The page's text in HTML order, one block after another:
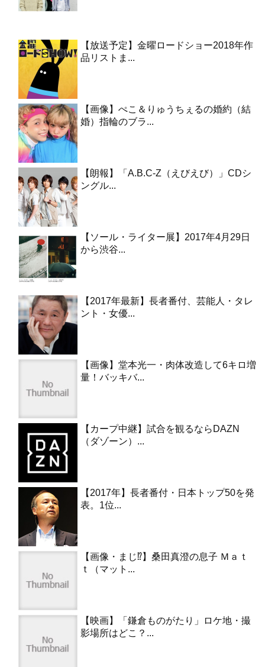
【放送予定】金曜ロードショー2018年作
品リストま...
【画像】ぺこ＆りゅうちぇるの婚約（結
婚）指輪のブラ...
【朗報】「A.B.C-Z（えびえび）」CDシ
ングル...
【ソール・ライター展】2017年4月29日
から渋谷...
【2017年最新】長者番付、芸能人・タレ
ント・女優...
【画像】堂本光一・肉体改造して6キロ増
量！バッキバ...
【カープ中継】試合を観るならDAZN
（ダゾーン）...
【2017年】長者番付・日本トップ50を発
表。1位...
【画像・まじ⁉︎】桑田真澄の息子 Ｍａｔ
ｔ（マット...
【映画】「鎌倉ものがたり」ロケ地・撮
影場所はどこ？...